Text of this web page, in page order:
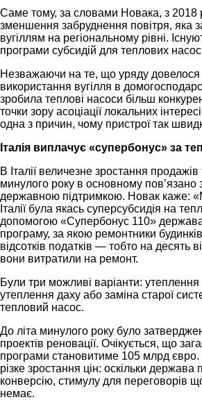
Саме тому, за словами Новака, з 2018
зменшення забруднення повітря, яка
вугіллям на регіональному рівні.
програми субсидій для теплових
Незважаючи на те, що уряду довелося
використання вугілля в
зробила теплові насоси більш
точки зору асоціації локальних
одна з причин, чому пристрої так
Італія виплачує «супербонус» за
В Італії величезне зростання
минулого року в основному пов’язано
державною підтримкою. Новак каже:
Італії була якась суперсубсидія на
допомогою «Супербонус 110»
програму, за якою ремонтники
відсотків податків — тобто на десять
вони витратили на ремонт.
Були три можливі варіанти: утеплення
утеплення даху або заміна старої
тепловий насос.
До літа минулого року було
проектів реновації. Очікується, що
програми становитиме 105 млрд євро.
різке зростання цін: оскільки держава
конверсію, cтимулу для переговорів
немає.